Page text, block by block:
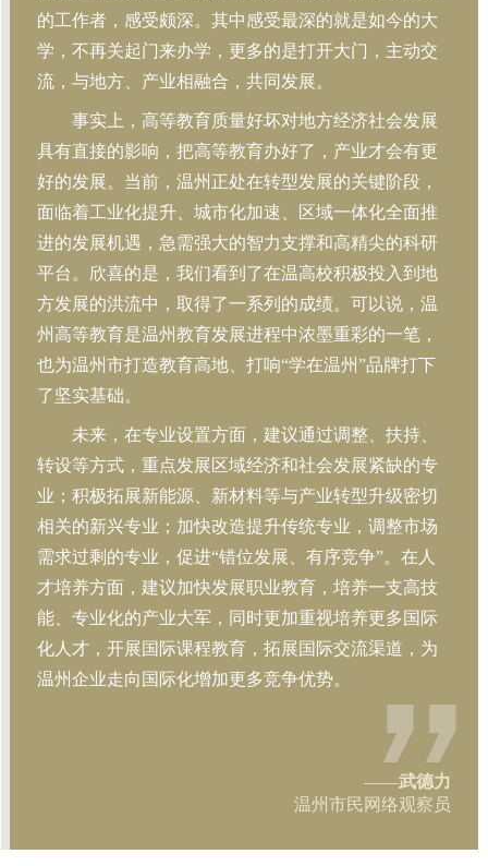
的工作者，感受颇深。其中感受最深的就是如今的大
学，不再关起门来办学，更多的是打开大门，主动交
流，与地方、产业相融合，共同发展。
事实上，高等教育质量好坏对地方经济社会发展
具有直接的影响，把高等教育办好了，产业才会有更
好的发展。当前，温州正处在转型发展的关键阶段，
面临着工业化提升、城市化加速、区域一体化全面推
进的发展机遇，急需强大的智力支撑和高精尖的科研
平台。欣喜的是，我们看到了在温高校积极投入到地
方发展的洪流中，取得了一系列的成绩。可以说，温
州高等教育是温州教育发展进程中浓墨重彩的一笔，
也为温州市打造教育高地、打响“学在温州”品牌打下
了坚实基础。
未来，在专业设置方面，建议通过调整、扶持、
转设等方式，重点发展区域经济和社会发展紧缺的专
业；积极拓展新能源、新材料等与产业转型升级密切
相关的新兴专业；加快改造提升传统专业，调整市场
需求过剩的专业，促进“错位发展、有序竞争”。在人
才培养方面，建议加快发展职业教育，培养一支高技
能、专业化的产业大军，同时更加重视培养更多国际
化人才，开展国际课程教育，拓展国际交流渠道，为
温州企业走向国际化增加更多竞争优势。
——武德力
温州市民网络观察员